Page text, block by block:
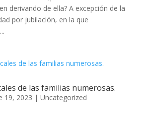
derivando de ella? A excepción de la
por jubilación, en la que
de las familias numerosas.
19, 2023 | Uncategorized